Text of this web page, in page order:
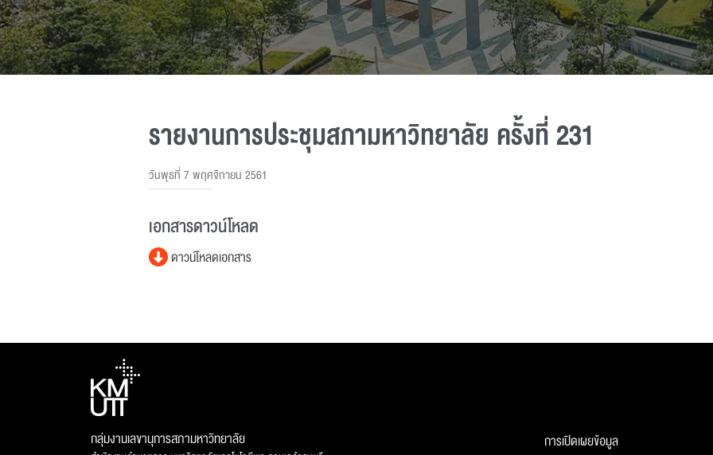
รายงานการประชุมสภามหาวิทยาลัย ครั้งที่ 231
วันพุธที่ 7 พฤศจิกายน 2561
เอกสารดาวน์โหลด
ดาวน์โหลดเอกสาร
กลุ่มงานเลขานุการสภามหาวิทยาลัย การเปิดเผยข้อมูล